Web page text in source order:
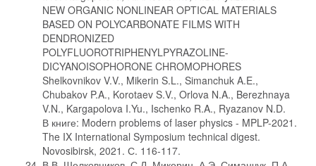
NEW ORGANIC NONLINEAR OPTICAL MATERIALS
BASED ON POLYCARBONATE FILMS WITH
DENDRONIZED
POLYFLUOROTRIPHENYLPYRAZOLINE-
DICYANOISOPHORONE CHROMOPHORES
Shelkovnikov V.V., Mikerin S.L., Simanchuk A.E.,
Chubakov P.A., Korotaev S.V., Orlova N.A., Berezhnaya
V.N., Kargapolova I.Yu., Ischenko R.A., Ryazanov N.D.
В книге: Modern problems of laser physics - MPLP-2021.
The IX International Symposium technical digest.
Novosibirsk, 2021. С. 116-117.